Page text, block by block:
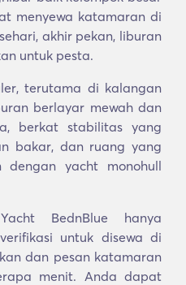
menyewa katamaran di
akhir pekan, liburan
untuk pesta.
terutama di kalangan
berlayar mewah dan
berkat stabilitas yang
bakar, dan ruang yang
dengan yacht monohull
BednBlue hanya
untuk disewa di
dan pesan katamaran
menit. Anda dapat